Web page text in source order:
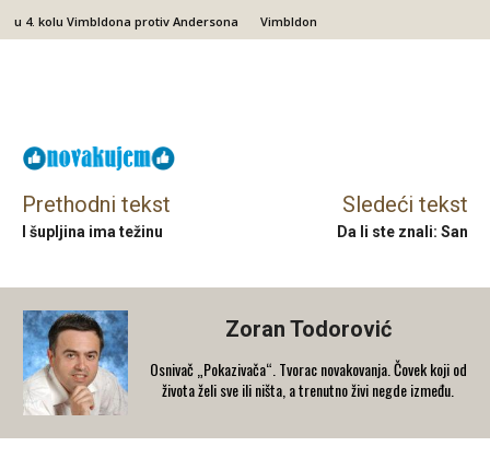
u 4. kolu Vimbldona protiv Andersona
Vimbldon
Prethodni tekst
I šupljina ima težinu
Sledeći tekst
Da li ste znali: San
Zoran Todorović
Osnivač „Pokazivača“. Tvorac novakovanja. Čovek koji od
života želi sve ili ništa, a trenutno živi negde između.